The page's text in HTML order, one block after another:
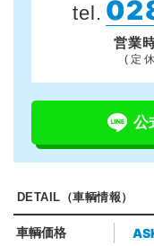
tel.
営業
(定
公
DETAIL（車輌情報）
車輌価格